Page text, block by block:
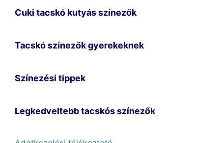
Cuki tacskó kutyás színezők
Tacskó színezők gyerekeknek
Színezési tippek
Legkedveltebb tacskós színezők